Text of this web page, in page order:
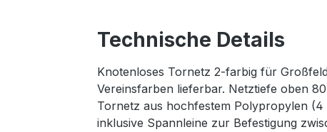
Technische Details
Knotenloses Tornetz 2-farbig für
Vereinsfarben lieferbar. Netztiefe oben
Tornetz aus hochfestem Polypropylen (4
inklusive Spannleine zur Befestigung